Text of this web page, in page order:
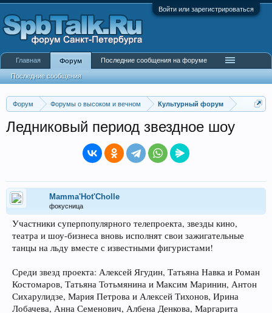
Войти или зарегистрироваться
Форум Форумы о высоком и вечном Культурный форум
Ледниковый период звездное шоу
Mamma'Hot'Cholle
фокусница
Участники суперпопулярного телепроекта, звезды кино,
театра и шоу-бизнеса вновь исполнят свои зажигательные
танцы на льду вместе с известными фигуристами!
Среди звезд проекта: Алексей Ягудин, Татьяна Навка и Роман
Костомаров, Татьяна Тотьмянина и Максим Маринин, Антон
Сихарулидзе, Мария Петрова и Алексей Тихонов, Ирина
Лобачева, Анна Семенович, Албена Денкова, Маргарита
Главная Форум
Последние сообщения
Последние сообщения на форуме